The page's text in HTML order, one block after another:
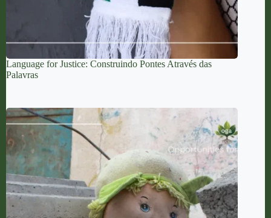
Language for Justice: Construindo Pontes Através das
Palavras